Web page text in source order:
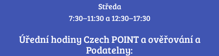
Středa
7:30–11:30 a 12:30–17:30
Úřední hodiny Czech POINT a ověřování a
Podatelny: